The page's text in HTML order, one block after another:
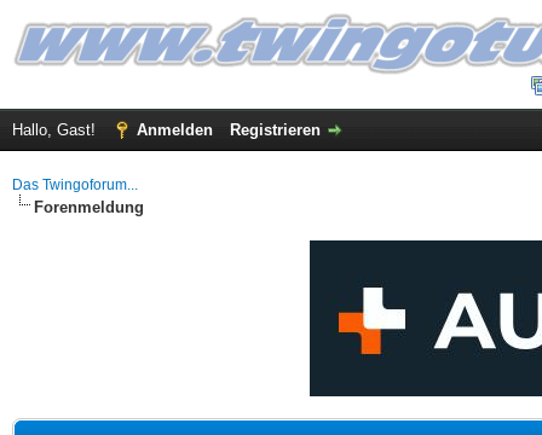
Hallo, Gast! Anmelden Registrieren
Das Twingoforum...
Forenmeldung